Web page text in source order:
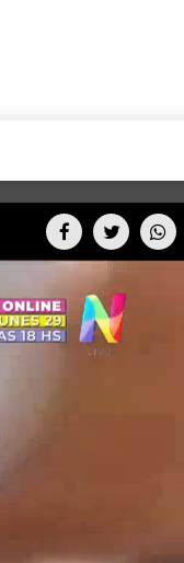
CINE NET
TODOS PODEMOS
PARES DE COMEDIA
FIESTAS ARGENTINAS
FULL FACE TV